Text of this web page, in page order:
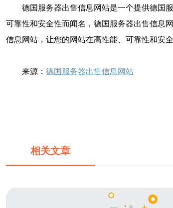
德国服务器出售信息网站是一个提供德国
可靠性和安全性而闻名，德国服务器出售信息
信息网站，让您的网站在高性能、可靠性和安
来源： 德国服务器出售信息网站
相关文章